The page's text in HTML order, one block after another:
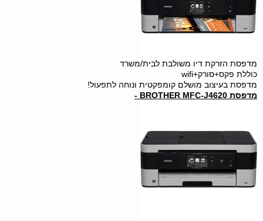
מדפסת הזרקת דיו משולבת לבית/משרד
כוללת פקס+סורק+wifi
מדפסת בעיצוב מושלם קומפקטית ונוחה לתפעול!
מדפסת BROTHER MFC-J4620 -